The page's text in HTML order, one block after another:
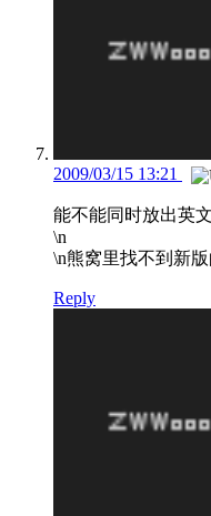
2009/03/15 13:21
能不能同时放出英
\n
\n熊窝里找不到新
Reply